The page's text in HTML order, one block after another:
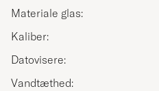
Materiale glas:
Kaliber:
Datovisere:
Vandtæthed: